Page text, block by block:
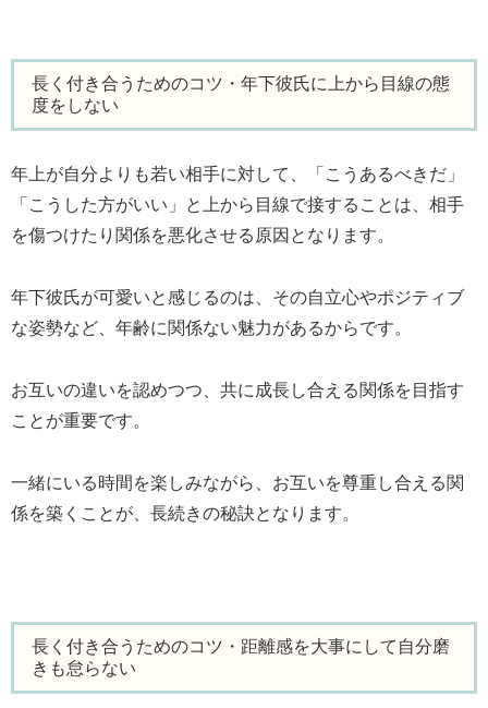
長く付き合うためのコツ・年下彼氏に上から目線の態
度をしない
年上が自分よりも若い相手に対して、「こうあるべきだ」
「こうした方がいい」と上から目線で接することは、相手
を傷つけたり関係を悪化させる原因となります。
年下彼氏が可愛いと感じるのは、その自立心やポジティブ
な姿勢など、年齢に関係ない魅力があるからです。
お互いの違いを認めつつ、共に成長し合える関係を目指す
ことが重要です。
一緒にいる時間を楽しみながら、お互いを尊重し合える関
係を築くことが、長続きの秘訣となります。
長く付き合うためのコツ・距離感を大事にして自分磨
きも怠らない